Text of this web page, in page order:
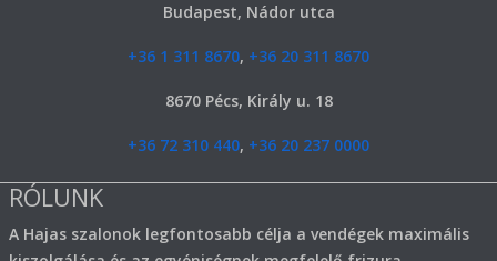
Budapest, Nádor utca
+36 1 311 8670, +36 20 311 8670
8670 Pécs, Király u. 18
+36 72 310 440, +36 20 237 0000
RÓLUNK
A Hajas szalonok legfontosabb célja a vendégek maximális